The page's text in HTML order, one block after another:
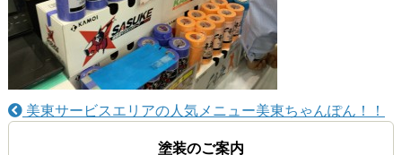
美東サービスエリアの人気メニュー美東ちゃんぽん！！
塗装のご案内